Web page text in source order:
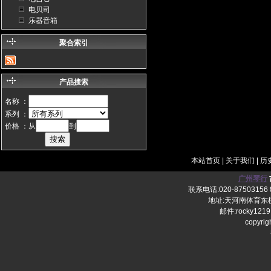
电贝司
乐器音箱
聚合索引
产品搜索
名称 ：
系列 ：
价格 ：从
到
本站首页| 关于我们 历
广州琴行
联系电话:020-
地址:天河南体育东
邮件